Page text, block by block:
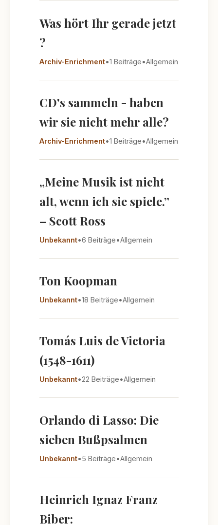
Was hört Ihr gerade jetzt
?
Archiv-Enrichment•1 Beiträge•Allgemein
CD's sammeln - haben
wir sie nicht mehr alle?
Archiv-Enrichment•1 Beiträge•Allgemein
„Meine Musik ist nicht
alt, wenn ich sie spiele.”
– Scott Ross
Unbekannt•6 Beiträge•Allgemein
Ton Koopman
Unbekannt•18 Beiträge•Allgemein
Tomás Luis de Victoria
(1548-1611)
Unbekannt•22 Beiträge•Allgemein
Orlando di Lasso: Die
sieben Bußpsalmen
Unbekannt•5 Beiträge•Allgemein
Heinrich Ignaz Franz
Biber: